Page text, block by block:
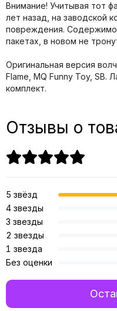
Внимание! Учитывая тот
лет назад, на заводской
повреждения.
пакетах, в новом не
Оригинальная версия
Flame, MQ Funny Toy, SB.
комплект.
Отзывы о
5 звёзд
4 звезды
3 звезды
2 звезды
1 звезда
Без оценки